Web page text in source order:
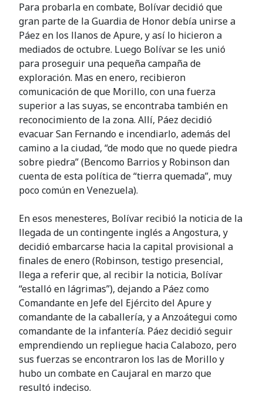
Para probarla en combate, Bolívar decidió que
gran parte de la Guardia de Honor debía unirse a
Páez en los llanos de Apure, y así lo hicieron a
mediados de octubre. Luego Bolívar se les unió
para proseguir una pequeña campaña de
exploración. Mas en enero, recibieron
comunicación de que Morillo, con una fuerza
superior a las suyas, se encontraba también en
reconocimiento de la zona. Allí, Páez decidió
evacuar San Fernando e incendiarlo, además del
camino a la ciudad, “de modo que no quede piedra
sobre piedra” (Bencomo Barrios y Robinson dan
cuenta de esta política de “tierra quemada”, muy
poco común en Venezuela).
En esos menesteres, Bolívar recibió la noticia de la
llegada de un contingente inglés a Angostura, y
decidió embarcarse hacia la capital provisional a
finales de enero (Robinson, testigo presencial,
llega a referir que, al recibir la noticia, Bolívar
“estalló en lágrimas”), dejando a Páez como
Comandante en Jefe del Ejército del Apure y
comandante de la caballería, y a Anzoátegui como
comandante de la infantería. Páez decidió seguir
emprendiendo un repliegue hacia Calabozo, pero
sus fuerzas se encontraron los las de Morillo y
hubo un combate en Caujaral en marzo que
resultó indeciso.